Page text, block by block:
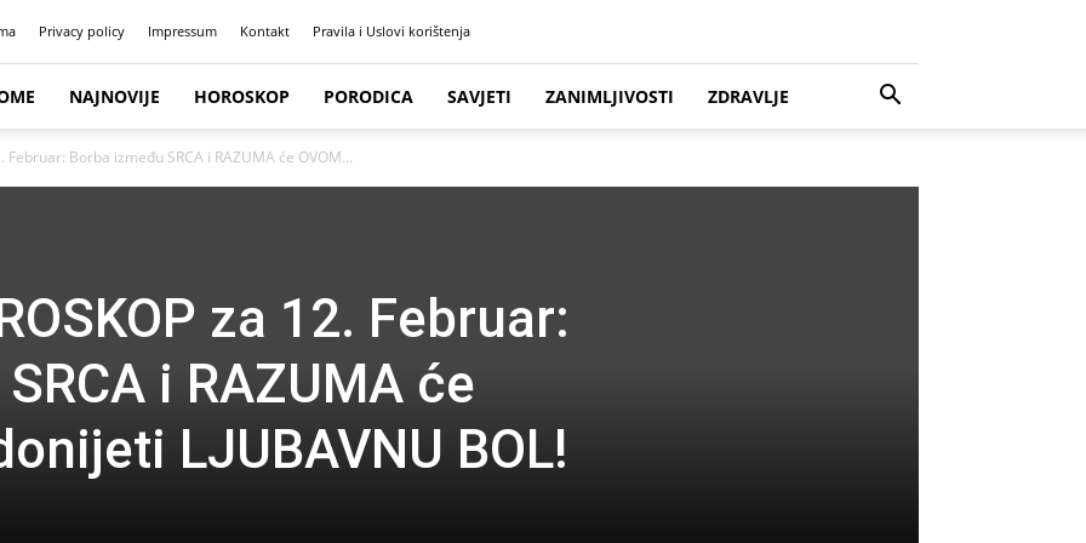
Privacy policy Impressum Kontakt Pravila i Uslovi korištenja
NAJNOVIJE HOROSKOP PORODICA SAVJETI ZANIMLJIVOSTI ZDRAVLJE
Februar: Borba između SRCA i RAZUMA će OVOM...
za 12. Februar:
i RAZUMA će
LJUBAVNU BOL!